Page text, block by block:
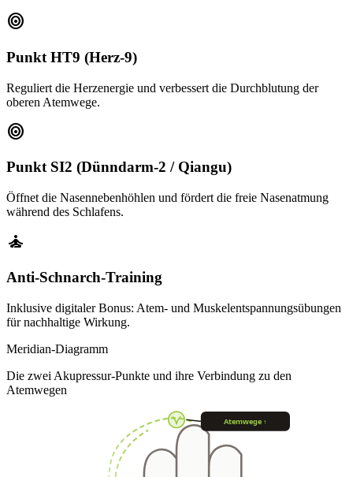
target
Punkt HT9 (Herz-9)
Reguliert die Herzenergie und verbessert die Durchblutung der
oberen Atemwege.
target
Punkt SI2 (Dünndarm-2 / Qiangu)
Öffnet die Nasennebenhöhlen und fördert die freie Nasenatmung
während des Schlafens.
self_improvement
Anti-Schnarch-Training
Inklusive digitaler Bonus: Atem- und Muskelentspannungsübungen
für nachhaltige Wirkung.
Meridian-Diagramm
Die zwei Akupressur-Punkte und ihre Verbindung zu den
Atemwegen
Atemwege ↑